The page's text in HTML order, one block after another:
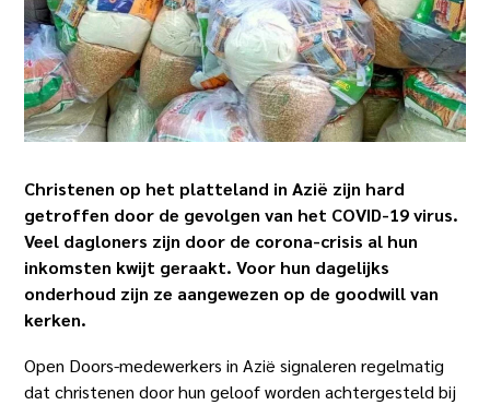
Christenen op het platteland in Azië zijn hard
getroffen door de gevolgen van het COVID-19 virus.
Veel dagloners zijn door de corona-crisis al hun
inkomsten kwijt geraakt. Voor hun dagelijks
onderhoud zijn ze aangewezen op de goodwill van
kerken.
Open Doors-medewerkers in Azië signaleren regelmatig
dat christenen door hun geloof worden achtergesteld bij